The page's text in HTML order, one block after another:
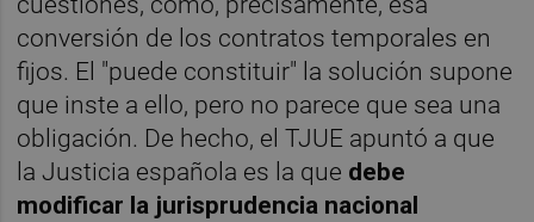
conversión de los contratos temporales en
fijos. El "puede constituir" la solución supone
que inste a ello, pero no parece que sea una
obligación. De hecho, el TJUE apuntó a que
la Justicia española es la que debe
modificar la jurisprudencia nacional